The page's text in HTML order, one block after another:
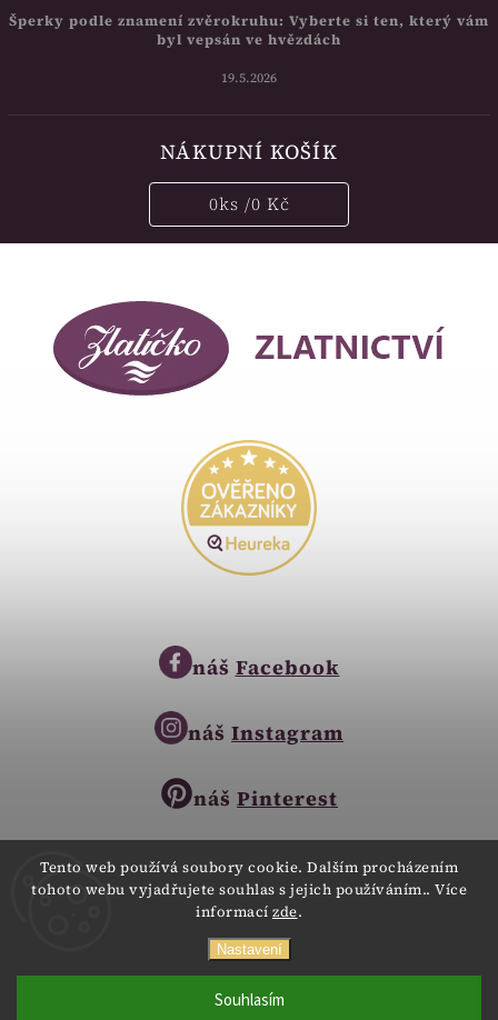
Tento web používá soubory cookie. Dalším procházením
tohoto webu vyjadřujete souhlas s jejich používáním.. Více
informací zde.
Nastavení
Souhlasím
obchod@zlatnictvi-zlaticko.cz
Šperky podle znamení zvěrokruhu: Vyberte si ten, který vám
byl vepsán ve hvězdách
19.5.2026
NÁKUPNÍ KOŠÍK
0ks /0 Kč
náš Facebook
náš Instagram
náš Pinterest
Copyright © 2023
Všechna práva vyhrazena.
WebdesignDigitalka.cz